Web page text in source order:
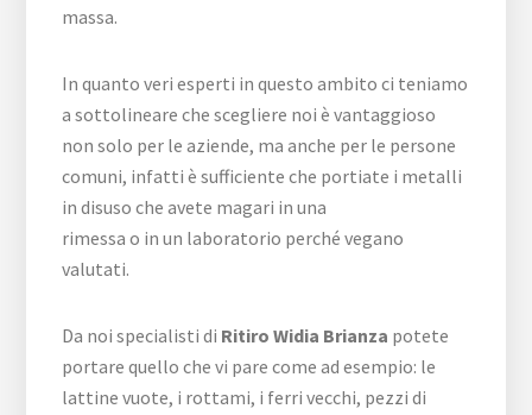
massa.
In quanto veri esperti in questo ambito ci teniamo
a sottolineare che scegliere noi è vantaggioso
non solo per le aziende, ma anche per le persone
comuni, infatti è sufficiente che portiate i metalli
in disuso che avete magari in una
rimessa o in un laboratorio perché vegano
valutati.
Da noi specialisti di Ritiro Widia Brianza potete
portare quello che vi pare come ad esempio: le
lattine vuote, i rottami, i ferri vecchi, pezzi di